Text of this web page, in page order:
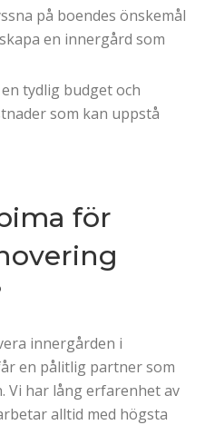
på boendes önskemål
en innergård som
tydlig budget och
som kan uppstå
för
innergården i
en pålitlig partner som
Vi har lång erfarenhet av
alltid med högsta